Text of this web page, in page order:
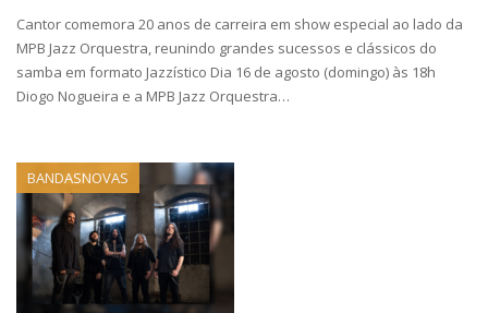
Cantor comemora 20 anos de carreira em show especial ao lado da
MPB Jazz Orquestra, reunindo grandes sucessos e clássicos do
samba em formato Jazzístico Dia 16 de agosto (domingo) às 18h
Diogo Nogueira e a MPB Jazz Orquestra…
BANDASNOVAS